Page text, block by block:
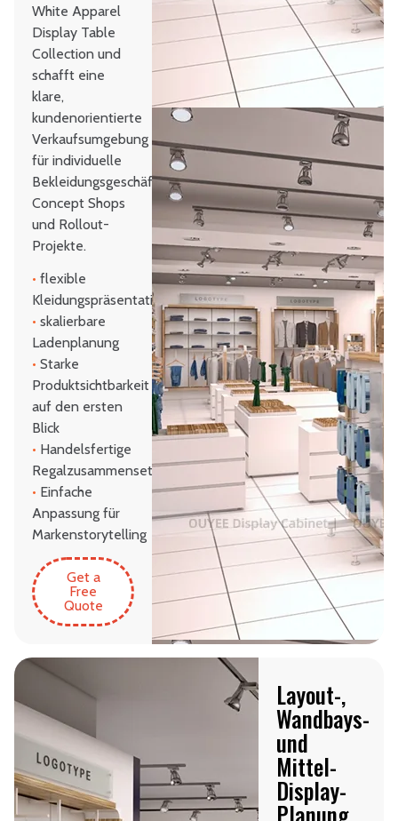
White Apparel
Display Table
Collection und
schafft eine
klare,
kundenorientierte
Verkaufsumgebung
für individuelle
Bekleidungsgeschäfte,
Concept Shops
und Rollout-
Projekte.
• flexible
Kleidungspräsentation
• skalierbare
Ladenplanung
• Starke
Produktsichtbarkeit
auf den ersten
Blick
• Handelsfertige
Regalzusammensetzung
• Einfache
Anpassung für
Markenstorytelling
Get a
Free
Quote
Layout-,
Wandbays-
und
Mittel-
Display-